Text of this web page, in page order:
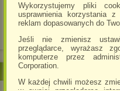
Wykorzystujemy pliki
usprawnienia korzystania
reklam dopasowanych do
Jeśli nie zmienisz
przeglądarce, wyrażasz
komputerze przez
Corporation.
W każdej chwili możesz